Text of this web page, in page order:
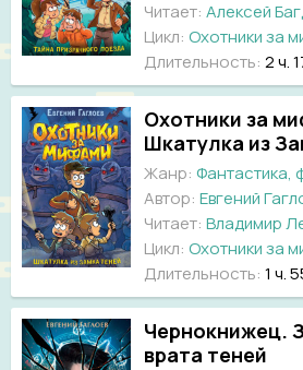
Читает: Алексей
Цикл: Охотники за
Длительность: 2 ч.
Охотники за
Шкатулка из
Жанр: Фантастика,
Автор: Евгений
Читает: Владимир
Цикл: Охотники за
Длительность: 1 ч.
Чернокнижец.
врата теней